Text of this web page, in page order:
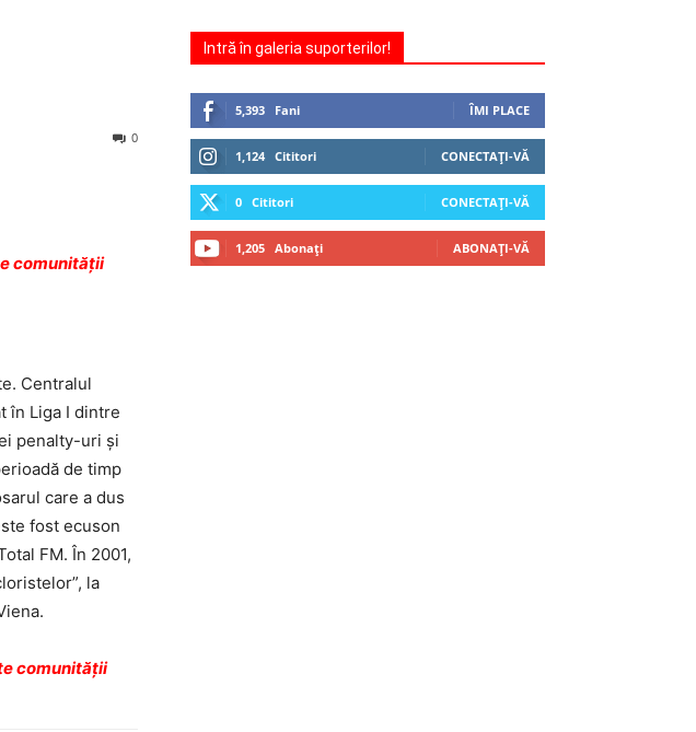
0
comunității
Centralul
în Liga I dintre
penalty-uri şi
de timp
care a dus
fost ecuson
FM. În 2001,
la
comunității
Intră în galeria suporterilor!
5,393 Fani ÎMI PLACE
1,124 Cititori CONECTAȚI-VĂ
0 Cititori CONECTAȚI-VĂ
1,205 Abonați ABONAȚI-VĂ